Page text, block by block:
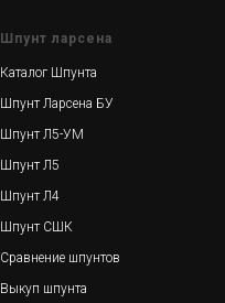
Шпунт ларсена
Каталог Шпунта
Шпунт Ларсена БУ
Шпунт Л5-УМ
Шпунт Л5
Шпунт Л4
Шпунт СШК
Сравнение шпунтов
Выкуп шпунта